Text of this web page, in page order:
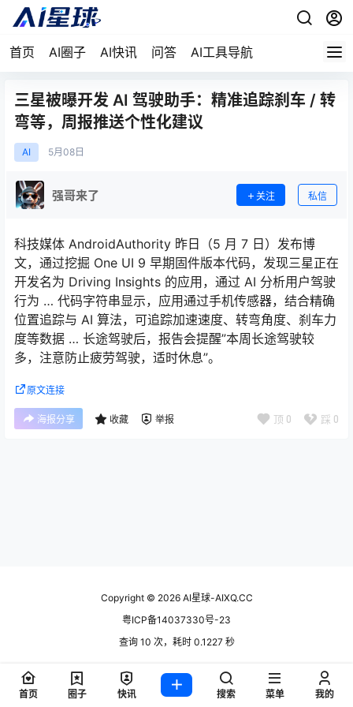
首页 AI圈子 AI快讯 问答 AI工具导航
三星被曝开发 AI 驾驶助手：精准追踪刹车 / 转
弯等，周报推送个性化建议
AI 5月 08日
强哥来了 关注 私信
科技媒体 AndroidAuthority 昨日（5 月 7 日）发布博
文，通过挖掘 One UI 9 早期固件版本代码，发现三星正在
开发名为 Driving Insights 的应用，通过 AI 分析用户驾驶
行为 … 代码字符串显示，应用通过手机传感器，结合精确
位置追踪与 AI 算法，可追踪加速速度、转弯角度、刹车力
度等数据 … 长途驾驶后，报告会提醒”本周长途驾驶较
多，注意防止疲劳驾驶，适时休息”。
原文连接
海报分享 收藏 举报 顶 0 踩 0
Copyright © 2026AI星球-AIXQ.CC
粤ICP备14037330号-23
查询 10 次，耗时 0.1227 秒
首页 圈子 快讯 搜索 菜单 我的